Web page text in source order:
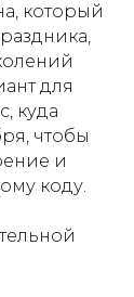
который
для
куда
чтобы
и
коду.